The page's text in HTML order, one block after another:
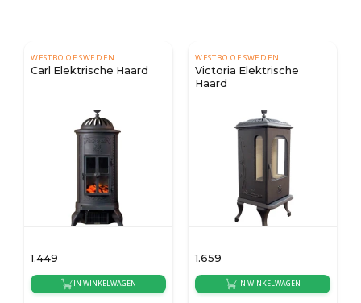
WESTBO OF SWEDEN
Carl Elektrische Haard
1.449
IN WINKELWAGEN
WESTBO OF SWEDEN
Victoria Elektrische
Haard
1.659
IN WINKELWAGEN